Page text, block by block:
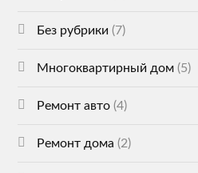
Без рубрики (7)
Многоквартирный дом (5)
Ремонт авто (4)
Ремонт дома (2)